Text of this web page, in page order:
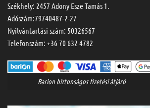
Székhely: 2457 Adony Esze Tamás 1.
Adószám:79740487-2-27
Nyilvántartási szám: 50326567
Telefonszám: +36 70 632 4782
Barion biztonságos fizetési átjáró